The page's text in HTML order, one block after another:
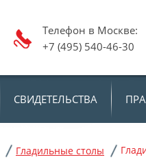
Телефон в
+7 (495) 540-46-
СВИДЕТЕЛЬСТВА
Гладильные столы